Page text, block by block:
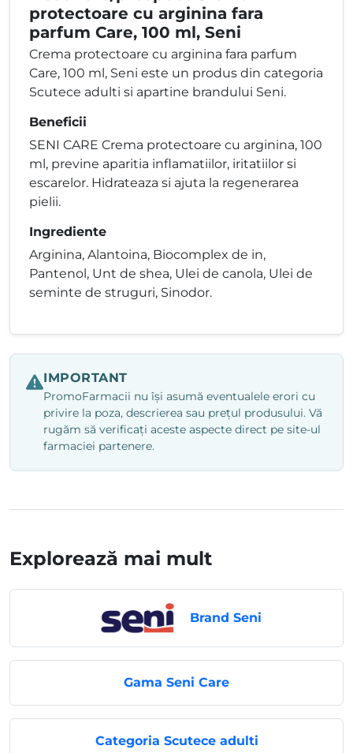
protectoare cu arginina fara
parfum Care, 100 ml, Seni
Crema protectoare cu arginina fara parfum
Care, 100 ml, Seni este un produs din categoria
Scutece adulti si apartine brandului Seni.
Beneficii
SENI CARE Crema protectoare cu arginina, 100
ml, previne aparitia inflamatiilor, iritatiilor si
escarelor. Hidrateaza si ajuta la regenerarea
pielii.
Ingrediente
Arginina, Alantoina, Biocomplex de in,
Pantenol, Unt de shea, Ulei de canola, Ulei de
seminte de struguri, Sinodor.
IMPORTANT
PromoFarmacii nu își asumă eventualele erori cu
privire la poza, descrierea sau prețul produsului. Vă
rugăm să verificați aceste aspecte direct pe site-ul
farmaciei partenere.
Explorează mai mult
Brand Seni
Gama Seni Care
Categoria Scutece adulti